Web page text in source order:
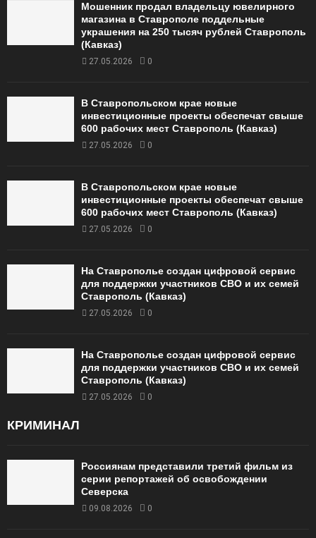
Мошенник продал владельцу ювелирного
магазина в Ставрополе поддельные
украшения на 250 тысяч рублей Ставрополь
(Кавказ)
27.05.2026 0
В Ставропольском крае новые
инвестиционные проекты обеспечат свыше
600 рабочих мест Ставрополь (Кавказ)
27.05.2026 0
В Ставропольском крае новые
инвестиционные проекты обеспечат свыше
600 рабочих мест Ставрополь (Кавказ)
27.05.2026 0
На Ставрополье создан цифровой сервис
для поддержки участников СВО и их семей
Ставрополь (Кавказ)
27.05.2026 0
На Ставрополье создан цифровой сервис
для поддержки участников СВО и их семей
Ставрополь (Кавказ)
27.05.2026 0
КРИМИНАЛ
Россиянам представили третий фильм из
серии репортажей об освобождении
Северска
09.08.2026 0